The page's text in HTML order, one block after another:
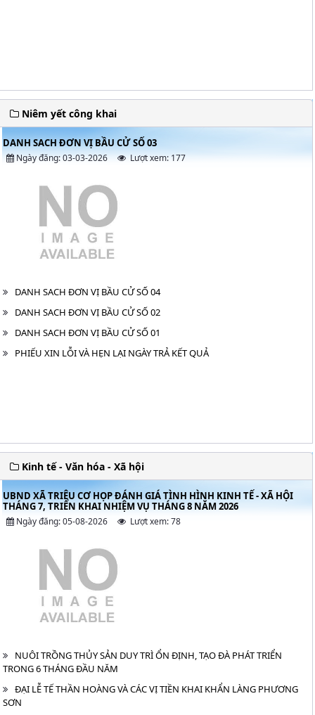
Niêm yết công khai
DANH SACH ĐƠN VỊ BẦU CỬ SỐ 03
Ngày đăng: 03-03-2026 Lượt xem: 177
DANH SACH ĐƠN VỊ BẦU CỬ SỐ 04
DANH SACH ĐƠN VỊ BẦU CỬ SỐ 02
DANH SACH ĐƠN VỊ BẦU CỬ SỐ 01
PHIẾU XIN LỖI VÀ HẸN LẠI NGÀY TRẢ KẾT QUẢ
Kinh tế - Văn hóa - Xã hội
UBND XÃ TRIỆU CƠ HỌP ĐÁNH GIÁ TÌNH HÌNH KINH TẾ - XÃ HỘI
THÁNG 7, TRIỂN KHAI NHIỆM VỤ THÁNG 8 NĂM 2026
Ngày đăng: 05-08-2026 Lượt xem: 78
NUÔI TRỒNG THỦY SẢN DUY TRÌ ỔN ĐỊNH, TẠO ĐÀ PHÁT TRIỂN
TRONG 6 THÁNG ĐẦU NĂM
ĐẠI LỄ TẾ THẦN HOÀNG VÀ CÁC VỊ TIỀN KHAI KHẨN LÀNG PHƯƠNG
SƠN